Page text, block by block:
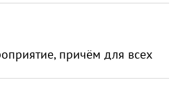
причём для всех